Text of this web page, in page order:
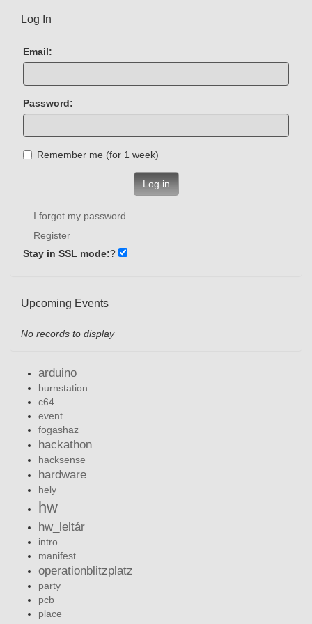
Log In
Email:
Password:
Remember me (for 1 week)
Log in
I forgot my password
Register
Stay in SSL mode:?
Upcoming Events
No records to display
arduino
burnstation
c64
event
fogashaz
hackathon
hacksense
hardware
hely
hw
hw_leltár
intro
manifest
operationblitzplatz
party
pcb
place